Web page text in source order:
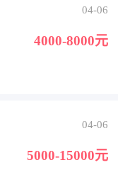
04-06
4000-8000元
04-06
5000-15000元